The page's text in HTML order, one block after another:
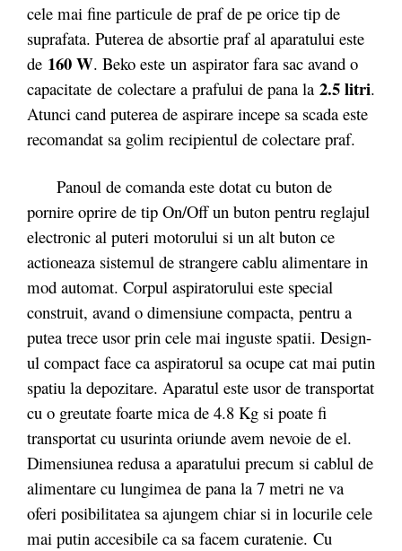
cele mai fine particule de praf de pe orice tip de
suprafata. Puterea de absortie praf al aparatului este
de 160 W. Beko este un aspirator fara sac avand o
capacitate de colectare a prafului de pana la 2.5 litri.
Atunci cand puterea de aspirare incepe sa scada este
recomandat sa golim recipientul de colectare praf.
Panoul de comanda este dotat cu buton de
pornire oprire de tip On/Off un buton pentru reglajul
electronic al puteri motorului si un alt buton ce
actioneaza sistemul de strangere cablu alimentare in
mod automat. Corpul aspiratorului este special
construit, avand o dimensiune compacta, pentru a
putea trece usor prin cele mai inguste spatii. Design-
ul compact face ca aspiratorul sa ocupe cat mai putin
spatiu la depozitare. Aparatul este usor de transportat
cu o greutate foarte mica de 4.8 Kg si poate fi
transportat cu usurinta oriunde avem nevoie de el.
Dimensiunea redusa a aparatului precum si cablul de
alimentare cu lungimea de pana la 7 metri ne va
oferi posibilitatea sa ajungem chiar si in locurile cele
mai putin accesibile ca sa facem curatenie. Cu